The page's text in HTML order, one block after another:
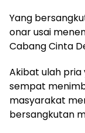
Yang
onar usai
Cabang Cinta
Akibat ulah pria
sempat
masyarakat
bersangkutan